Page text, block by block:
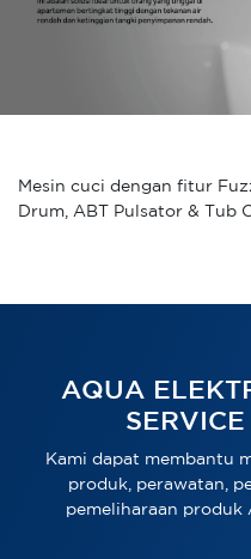
Mesin cuci dengan fitur
Drum, ABT Pulsator & Tub
AQUA
Kami dapat membantu
produk, perawatan,
pemeliharaan produk